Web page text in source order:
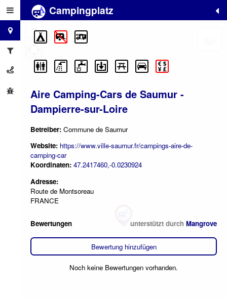
Campingplatz
Aire Camping-Cars de Saumur -
Dampierre-sur-Loire
Betreiber: Commune de Saumur
Website: https://www.ville-saumur.fr/campings-aire-de-
camping-car
Koordinaten: 47.2417460,-0.0230924
Adresse:
Route de Montsoreau
FRANCE
Bewertungen unterstützt durch Mangrove
Bewertung hinzufügen
Noch keine Bewertungen vorhanden.
+
−